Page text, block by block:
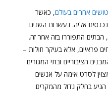
אחרים בעולם, כאשר
אליה. בעשרות השנים
התפוררו בזה אחר זה.
פראיים, אלא בעיקר חולות –
הציבוריים ובתי המגורים
לסרט אימה על אנשים
הגיע בחלק גדול מהמקרים